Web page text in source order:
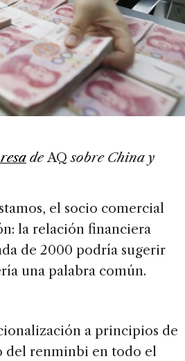
deAQ sobre China y
el socio comercial
la relación financiera
de 2000 podría sugerir
una palabra común.
a principios de
del renminbi en todo el